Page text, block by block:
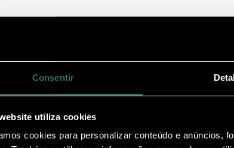
Consentir
utiliza cookies
cookies para personalizar conteúdo e anúncios,